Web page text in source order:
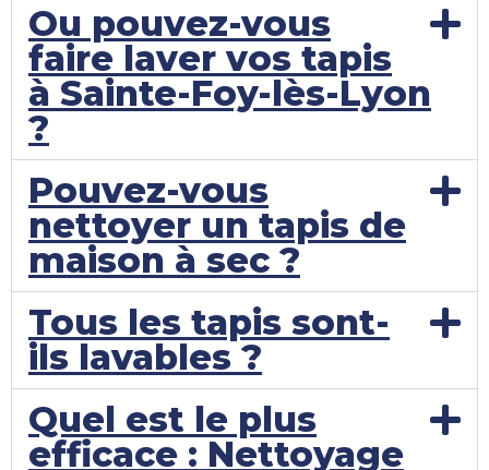
Ou pouvez-vous
faire laver vos tapis
à Sainte-Foy-lès-Lyon
?
Pouvez-vous
nettoyer un tapis de
maison à sec ?
Tous les tapis sont-
ils lavables ?
Quel est le plus
efficace : Nettoyage